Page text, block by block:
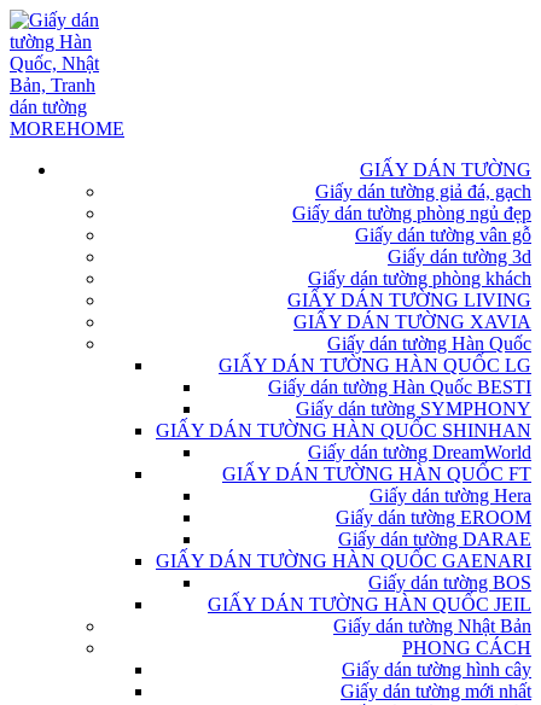
GIẤY DÁN TƯỜNG
Giấy dán tường giả đá, gạch
Giấy dán tường phòng ngủ đẹp
Giấy dán tường vân gỗ
Giấy dán tường 3d
Giấy dán tường phòng khách
GIẤY DÁN TƯỜNG LIVING
GIẤY DÁN TƯỜNG XAVIA
Giấy dán tường Hàn Quốc
GIẤY DÁN TƯỜNG HÀN QUỐC LG
Giấy dán tường Hàn Quốc BESTI
Giấy dán tường SYMPHONY
GIẤY DÁN TƯỜNG HÀN QUỐC SHINHAN
Giấy dán tường DreamWorld
GIẤY DÁN TƯỜNG HÀN QUỐC FT
Giấy dán tường Hera
Giấy dán tường EROOM
Giấy dán tường DARAE
GIẤY DÁN TƯỜNG HÀN QUỐC GAENARI
Giấy dán tường BOS
GIẤY DÁN TƯỜNG HÀN QUỐC JEIL
Giấy dán tường Nhật Bản
PHONG CÁCH
Giấy dán tường hình cây
Giấy dán tường mới nhất